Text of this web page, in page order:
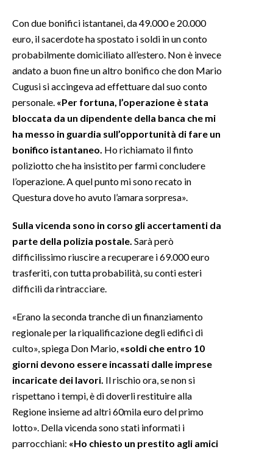
SPIAGGE
STORE
Con due bonifici istantanei, da 49.000 e 20.000
euro, il sacerdote ha spostato i soldi in un conto
probabilmente domiciliato all’estero. Non è invece
andato a buon fine un altro bonifico che don Mario
Cugusi si accingeva ad effettuare dal suo conto
personale. «Per fortuna, l’operazione è stata
bloccata da un dipendente della banca che mi
ha messo in guardia sull’opportunità di fare un
bonifico istantaneo. Ho richiamato il finto
poliziotto che ha insistito per farmi concludere
l’operazione. A quel punto mi sono recato in
Questura dove ho avuto l’amara sorpresa».
Sulla vicenda sono in corso gli accertamenti da
parte della polizia postale. Sarà però
difficilissimo riuscire a recuperare i 69.000 euro
trasferiti, con tutta probabilità, su conti esteri
difficili da rintracciare.
«Erano la seconda tranche di un finanziamento
regionale per la riqualificazione degli edifici di
culto», spiega Don Mario, «soldi che entro 10
giorni devono essere incassati dalle imprese
incaricate dei lavori. Il rischio ora, se non si
rispettano i tempi, è di doverli restituire alla
Regione insieme ad altri 60mila euro del primo
lotto». Della vicenda sono stati informati i
parrocchiani: «Ho chiesto un prestito agli amici